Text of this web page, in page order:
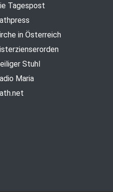
Tagespost
in Österreich
Stuhl
Maria